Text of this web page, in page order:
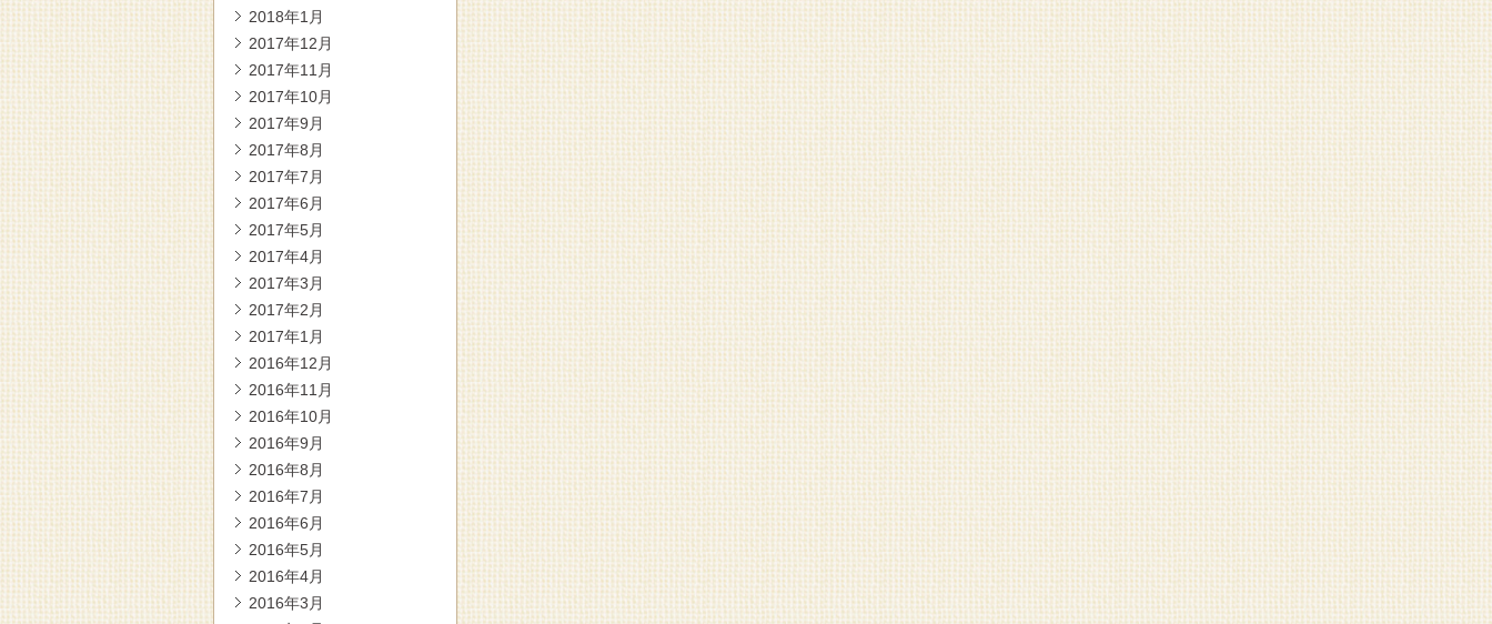
2018年1月
2017年12月
2017年11月
2017年10月
2017年9月
2017年8月
2017年7月
2017年6月
2017年5月
2017年4月
2017年3月
2017年2月
2017年1月
2016年12月
2016年11月
2016年10月
2016年9月
2016年8月
2016年7月
2016年6月
2016年5月
2016年4月
2016年3月